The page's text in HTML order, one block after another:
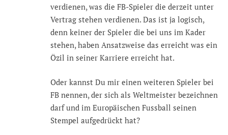
verdienen, was die FB-Spieler die derzeit unter
Vertrag stehen verdienen. Das ist ja logisch,
denn keiner der Spieler die bei uns im Kader
stehen, haben Ansatzweise das erreicht was ein
Özil in seiner Karriere erreicht hat.
Oder kannst Du mir einen weiteren Spieler bei
FB nennen, der sich als Weltmeister bezeichnen
darf und im Europäischen Fussball seinen
Stempel aufgedrückt hat?